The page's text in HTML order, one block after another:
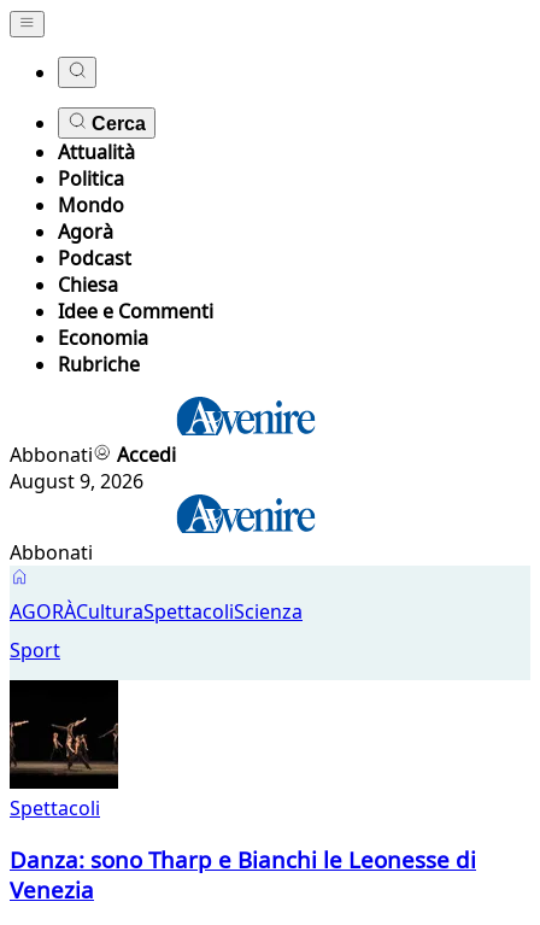
Cerca
Attualità
Politica
Mondo
Agorà
Podcast
Chiesa
Idee e Commenti
Economia
Rubriche
Abbonati
Accedi
August 9, 2026
Abbonati
Spettacoli
AGORÀCulturaSpettacoliScienza
Sport
Spettacoli
Danza: sono Tharp e Bianchi le Leonesse di
Venezia